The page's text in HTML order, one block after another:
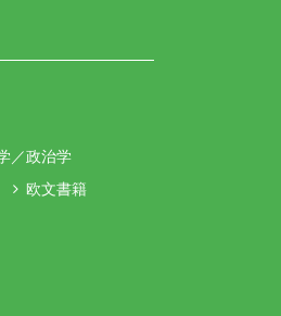
／政治学
欧文書籍